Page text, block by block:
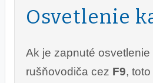
Osvetlenie
Ak je zapnuté
rušňovodiča cez F9,